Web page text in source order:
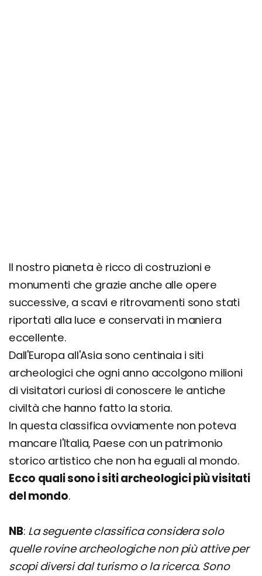
Il nostro pianeta è ricco di costruzioni e
monumenti che grazie anche alle opere
successive, a scavi e ritrovamenti sono stati
riportati alla luce e conservati in maniera
eccellente.
Dall'Europa all'Asia sono centinaia i siti
archeologici che ogni anno accolgono milioni
di visitatori curiosi di conoscere le antiche
civiltà che hanno fatto la storia.
In questa classifica ovviamente non poteva
mancare l'Italia, Paese con un patrimonio
storico artistico che non ha eguali al mondo.
Ecco quali sono i siti archeologici più visitati
del mondo.
NB: La seguente classifica considera solo
quelle rovine archeologiche non più attive per
scopi diversi dal turismo o la ricerca. Sono